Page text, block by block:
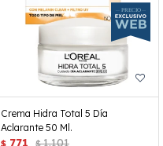
Crema Hidra Total 5 Día
Aclarante 50 Ml.
$ 771 $ 1.101